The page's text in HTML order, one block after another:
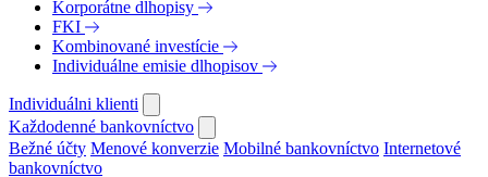
Korporátne dlhopisy
FKI
Kombinované investície
Individuálne emisie dlhopisov
Individuálni klienti
Každodenné bankovníctvo
Bežné účty Menové konverzie Mobilné bankovníctvo Internetové
bankovníctvo